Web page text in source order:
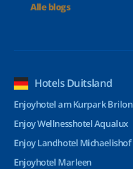
Alle blogs
Hotels Duitsland
Enjoyhotel am Kurpark Brilon
Enjoy Wellnesshotel Aqualux
Enjoy Landhotel Michaelishof
Enjoyhotel Marleen